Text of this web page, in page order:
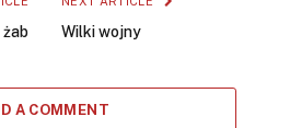
żab Wilki wojny
A COMMENT